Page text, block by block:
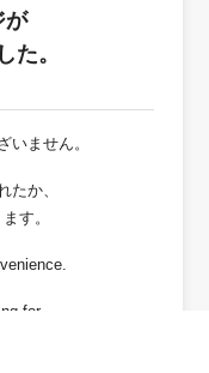
が
た。
いません。
たか、
す。
for